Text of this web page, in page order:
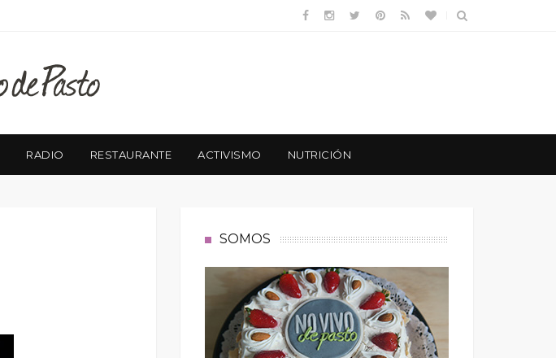
RADIO RESTAURANTE ACTIVISMO NUTRICIÓN
SOMOS